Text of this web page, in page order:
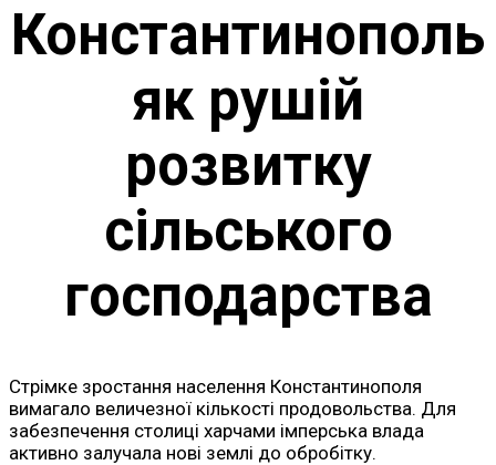
Константинополь
як рушій
розвитку
сільського
господарства
Стрімке зростання населення Константинополя
вимагало величезної кількості продовольства. Для
забезпечення столиці харчами імперська влада
активно залучала нові землі до обробітку.